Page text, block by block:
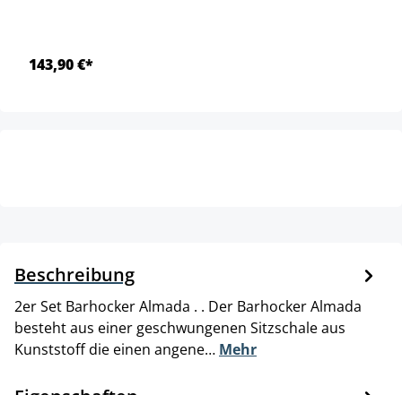
143,90 €*
Beschreibung
2er Set Barhocker Almada . . Der Barhocker Almada
besteht aus einer geschwungenen Sitzschale aus
Kunststoff die einen angene… Mehr